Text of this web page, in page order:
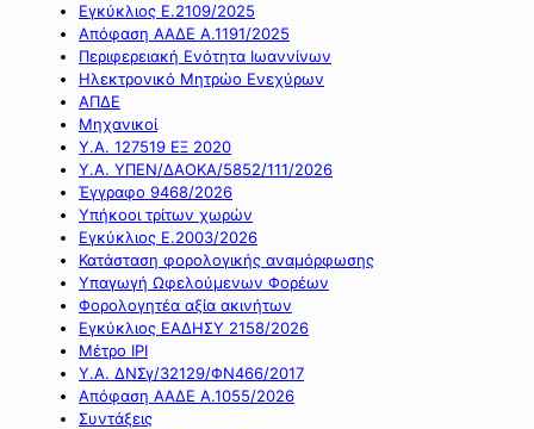
Εγκύκλιος Ε.2109/2025
Απόφαση ΑΑΔΕ Α.1191/2025
Περιφερειακή Ενότητα Ιωαννίνων
Ηλεκτρονικό Μητρώο Ενεχύρων
ΑΠΔΕ
Μηχανικοί
Υ.Α. 127519 ΕΞ 2020
Υ.Α. ΥΠΕΝ/ΔΑΟΚΑ/5852/111/2026
Έγγραφο 9468/2026
Υπήκοοι τρίτων χωρών
Εγκύκλιος Ε.2003/2026
Κατάσταση φορολογικής αναμόρφωσης
Υπαγωγή Ωφελούμενων Φορέων
Φορολογητέα αξία ακινήτων
Εγκύκλιος ΕΑΔΗΣΥ 2158/2026
Μέτρο IPI
Υ.Α. ΔΝΣγ/32129/ΦΝ466/2017
Απόφαση ΑΑΔΕ Α.1055/2026
Συντάξεις